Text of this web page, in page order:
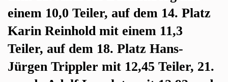
einem 10,0 Teiler, auf dem 14. Platz
Karin Reinhold mit einem 11,3
Teiler, auf dem 18. Platz Hans-
Jürgen Trippler mit 12,45 Teiler, 21.